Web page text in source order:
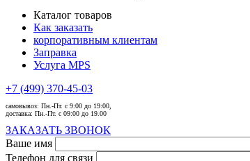
Каталог товаров
Как заказать
корпоративным клиентам
Заправка
Услуга MPS
+7 (499) 370-45-03
самовывоз: Пн.-Пт. с 9:00 до 19:00,
доставка: Пн.-Пт. с 09:00 до 19.00
ЗАКАЗАТЬ ЗВОНОК
Ваше имя
Телефон для связи